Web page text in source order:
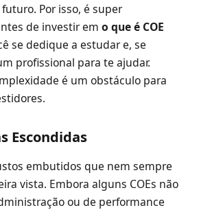
Por isso, é super
de investir em o que é COE
se dedique a estudar e, se
profissional para te ajudar.
é um obstáculo para
Escondidas
embutidos que nem sempre
vista. Embora alguns COEs não
ou de performance